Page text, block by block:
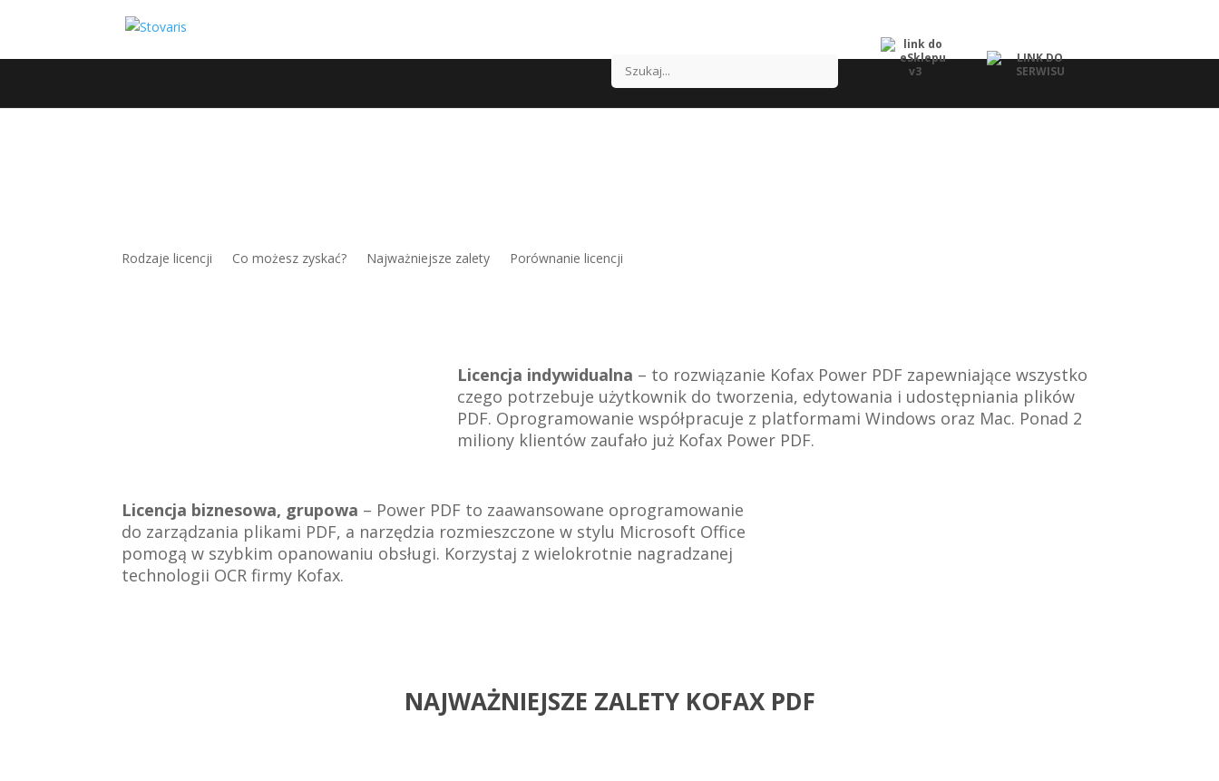
Rodzaje licencji Co możesz zyskać? Najważniejsze zalety Porównanie licencji
Licencja indywidualna – to rozwiązanie Kofax Power PDF zapewniające wszystko
czego potrzebuje użytkownik do tworzenia, edytowania i udostępniania plików
PDF. Oprogramowanie współpracuje z platformami Windows oraz Mac. Ponad 2
miliony klientów zaufało już Kofax Power PDF.
Licencja biznesowa, grupowa – Power PDF to zaawansowane oprogramowanie
do zarządzania plikami PDF, a narzędzia rozmieszczone w stylu Microsoft Office
pomogą w szybkim opanowaniu obsługi. Korzystaj z wielokrotnie nagradzanej
technologii OCR firmy Kofax.
NAJWAŻNIEJSZE ZALETY KOFAX PDF